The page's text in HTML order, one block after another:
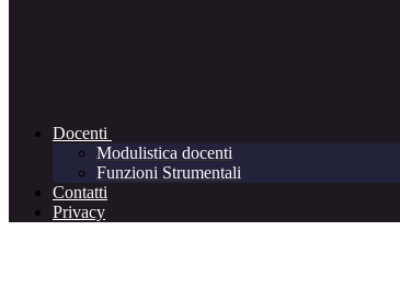
Docenti
Modulistica docenti
Funzioni Strumentali
Contatti
Privacy